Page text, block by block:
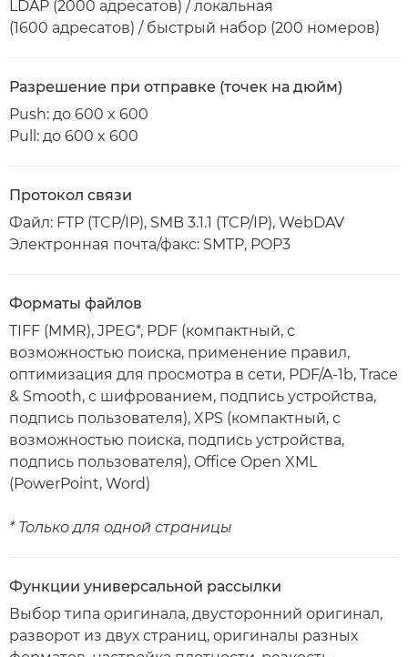
LDAP (2000 адресатов) / локальная
(1600 адресатов) / быстрый набор (200 номеров)
Разрешение при отправке (точек на дюйм)
Push: до 600 x 600
Pull: до 600 x 600
Протокол связи
Файл: FTP (TCP/IP), SMB 3.1.1 (TCP/IP), WebDAV
Электронная почта/факс: SMTP, POP3
Форматы файлов
TIFF (MMR), JPEG*, PDF (компактный, с
возможностью поиска, применение правил,
оптимизация для просмотра в сети, PDF/A-1b, Trace
& Smooth, с шифрованием, подпись устройства,
подпись пользователя), XPS (компактный, с
возможностью поиска, подпись устройства,
подпись пользователя), Office Open XML
(PowerPoint, Word)
* Только для одной страницы
Функции универсальной рассылки
Выбор типа оригинала, двусторонний оригинал,
разворот из двух страниц, оригиналы разных